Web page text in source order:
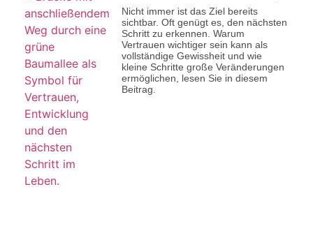
Nicht immer ist das Ziel bereits
sichtbar. Oft genügt es, den nächsten
Schritt zu erkennen. Warum
Vertrauen wichtiger sein kann als
vollständige Gewissheit und wie
kleine Schritte große Veränderungen
ermöglichen, lesen Sie in diesem
Beitrag.